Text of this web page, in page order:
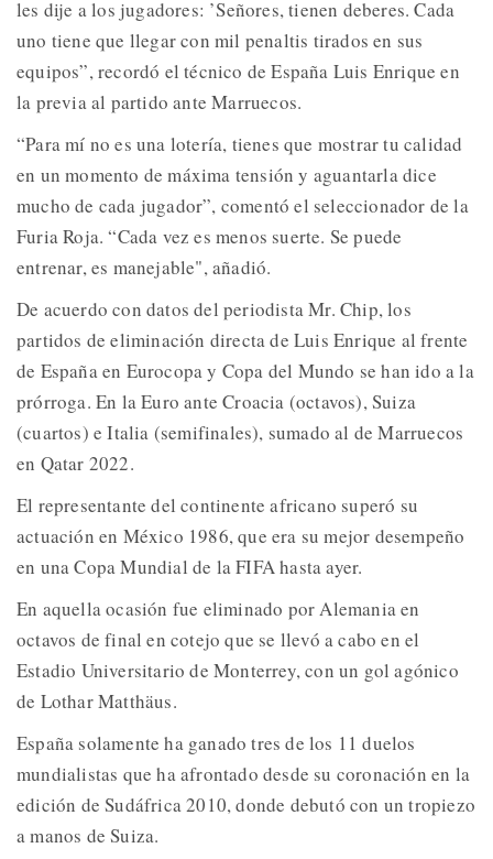
les dije a los jugadores: ’Señores, tienen deberes. Cada
uno tiene que llegar con mil penaltis tirados en sus
equipos”, recordó el técnico de España Luis Enrique en
la previa al partido ante Marruecos.
“Para mí no es una lotería, tienes que mostrar tu calidad
en un momento de máxima tensión y aguantarla dice
mucho de cada jugador”, comentó el seleccionador de la
Furia Roja. “Cada vez es menos suerte. Se puede
entrenar, es manejable", añadió.
De acuerdo con datos del periodista Mr. Chip, los
partidos de eliminación directa de Luis Enrique al frente
de España en Eurocopa y Copa del Mundo se han ido a la
prórroga. En la Euro ante Croacia (octavos), Suiza
(cuartos) e Italia (semifinales), sumado al de Marruecos
en Qatar 2022.
El representante del continente africano superó su
actuación en México 1986, que era su mejor desempeño
en una Copa Mundial de la FIFA hasta ayer.
En aquella ocasión fue eliminado por Alemania en
octavos de final en cotejo que se llevó a cabo en el
Estadio Universitario de Monterrey, con un gol agónico
de Lothar Matthäus.
España solamente ha ganado tres de los 11 duelos
mundialistas que ha afrontado desde su coronación en la
edición de Sudáfrica 2010, donde debutó con un tropiezo
a manos de Suiza.